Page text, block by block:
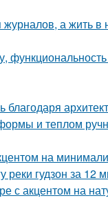
а жить в
и теплом
на
реки гудзон за 12
с акцентом на